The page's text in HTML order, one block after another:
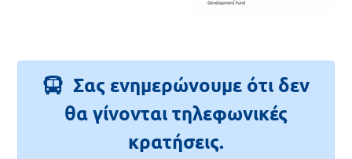
Σας ενημερώνουμε ότι δεν
θα γίνονται τηλεφωνικές
κρατήσεις.